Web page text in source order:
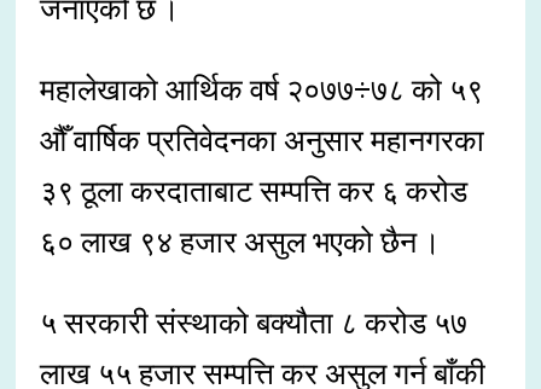
जनाएको छ ।
महालेखाको आर्थिक वर्ष २०७७÷७८ को ५९
औँ वार्षिक प्रतिवेदनका अनुसार महानगरका
३९ ठूला करदाताबाट सम्पत्ति कर ६ करोड
६० लाख ९४ हजार असुल भएको छैन ।
५ सरकारी संस्थाको बक्यौता ८ करोड ५७
लाख ५५ हजार सम्पत्ति कर असुल गर्न बाँकी